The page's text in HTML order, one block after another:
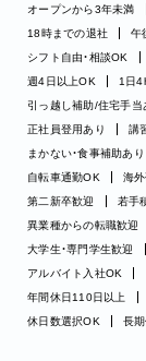
オープンから3年未満
18時までの退社
午
シフト自由・相談OK
週4日以上OK
1日
引っ越し補助/住宅手当
正社員登用あり
講
まかない・食事補助あり
自転車通勤OK
海
第二新卒歓迎
若手
異業種からの転職歓迎
大学生・専門学生歓迎
アルバイト入社OK
年間休日110日以上
休日数選択OK
長